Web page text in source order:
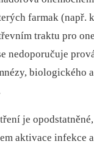
farmak (např.
traktu pro
nedoporučuje
je
aktivace infekce